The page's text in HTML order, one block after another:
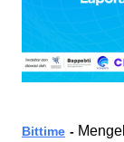
Bittime -